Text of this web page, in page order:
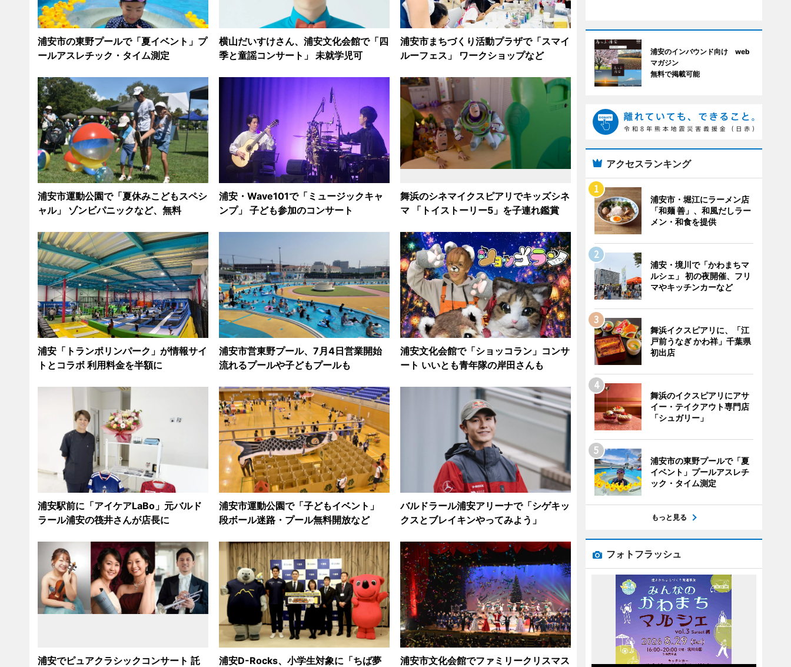
浦安市の東野プールで「夏イベント」プ
ールアスレチック・タイム測定
横山だいすけさん、浦安文化会館で「四
季と童謡コンサート」 未就学児可
浦安市まちづくり活動プラザで「スマイ
ルーフェス」 ワークショップなど
浦安市運動公園で「夏休みこどもスペシ
ャル」 ゾンビパニックなど、無料
浦安・Wave101で「ミュージックキャ
ンプ」 子ども参加のコンサート
舞浜のシネマイクスピアリでキッズシネ
マ 「トイストーリー5」を子連れ鑑賞
浦安「トランポリンパーク」が情報サイ
トとコラボ 利用料金を半額に
浦安市営東野プール、7月4日営業開始
流れるプールや子どもプールも
浦安文化会館で「ショッコラン」コンサ
ート いいとも青年隊の岸田さんも
浦安駅前に「アイケアLaBo」元バルド
ラール浦安の筏井さんが店長に
浦安市運動公園で「子どもイベント」
段ボール迷路・プール無料開放など
バルドラール浦安アリーナで「シゲキッ
クスとブレイキンやってみよう」
浦安でピュアクラシックコンサート 託
浦安D-Rocks、小学生対象に「ちば夢
浦安市文化会館でファミリークリスマス
浦安のインバウンド向け web
マガジン
無料で掲載可能
アクセスランキング
浦安市・堀江にラーメン店
「和麺 善」、和風だしラー
メン・和食を提供
浦安・境川で「かわまちマ
ルシェ」 初の夜開催、フリ
マやキッチンカーなど
舞浜イクスピアリに、「江
戸前うなぎ かわ祥」千葉県
初出店
舞浜のイクスピアリにアサ
イー・テイクアウト専門店
「シュガリー」
浦安市の東野プールで「夏
イベント」プールアスレチ
ック・タイム測定
もっと見る
フォトフラッシュ